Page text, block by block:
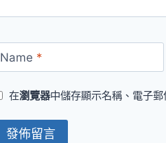
Name *
在瀏覽器中儲存顯示名稱、電子